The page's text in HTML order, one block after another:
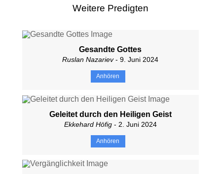
Weitere Predigten
Gesandte Gottes
Ruslan Nazariev- 9. Juni 2024
Anhören
Geleitet durch den Heiligen Geist
Ekkehard Höfig- 2. Juni 2024
Anhören